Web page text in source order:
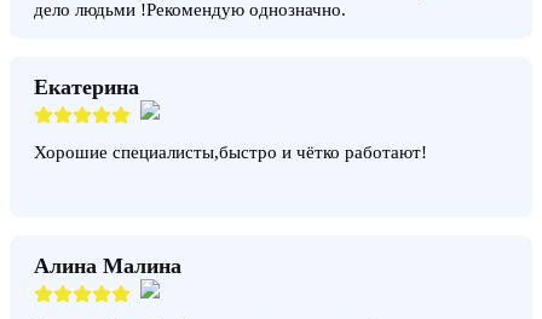
дело людьми !Рекомендую однозначно.
Екатерина
Хорошие специалисты,быстро и чётко работают!
Алина Малина